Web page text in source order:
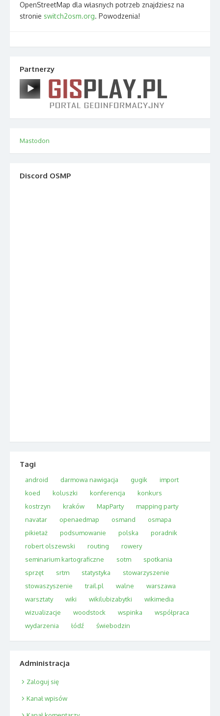
OpenStreetMap dla własnych potrzeb znajdziesz na
stronie switch2osm.org. Powodzenia!
Partnerzy
Mastodon
Discord OSMP
Tagi
android darmowa nawigacja gugik
import
koed
koluszki konferencja
konkurs
kostrzyn
kraków MapParty
mapping party
navatar
openaedmap osmand
osmapa
pikietaż
podsumowanie polska
poradnik
robert olszewski
routing
rowery
seminarium kartograficzne
sotm
spotkania
sprzęt
srtm statystyka
stowarzyszenie
stowaszyszenie
trail.pl walne
warszawa
warsztaty
wiki wikilubizabytki
wikimedia
wizualizacje
woodstock wspinka
współpraca
wydarzenia
łódź świebodzin
Administracja
Zaloguj się
Kanał wpisów